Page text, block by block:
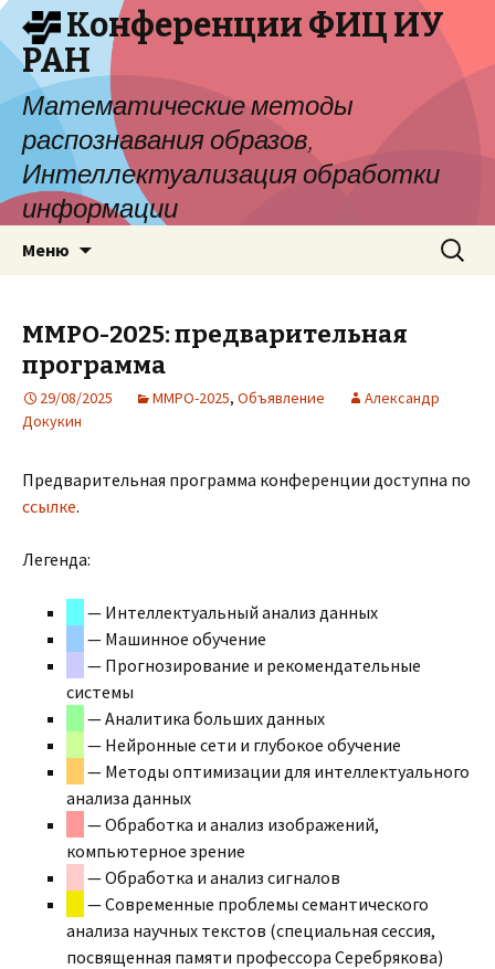
Конференции ФИЦ ИУ
РАН
Математические методы
распознавания образов,
Интеллектуализация обработки
информации
Меню Найти:
ММРО-2025: предварительная
программа
29/08/2025 ММРО-2025, Объявление
Александр
Докукин
Предварительная программа конференции доступна по
ссылке.
Легенда:
— Интеллектуальный анализ данных
— Машинное обучение
— Прогнозирование и рекомендательные
системы
— Аналитика больших данных
— Нейронные сети и глубокое обучение
— Методы оптимизации для интеллектуального
анализа данных
— Обработка и анализ изображений,
компьютерное зрение
— Обработка и анализ сигналов
— Современные проблемы семантического
анализа научных текстов (специальная сессия,
посвященная памяти профессора Серебрякова)